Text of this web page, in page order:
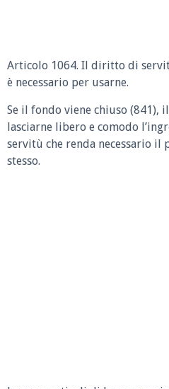
Articolo 1064. Il diritto di
è necessario per usarne.
Se il fondo viene chiuso (841),
lasciarne libero e comodo
servitù che renda necessario il
stesso.